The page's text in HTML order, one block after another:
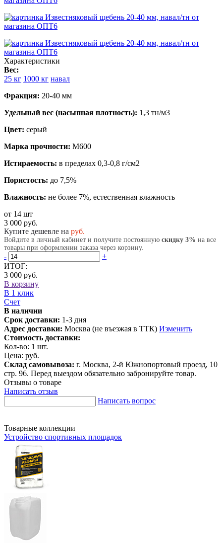
Характеристики
Вес:
25 кг 1000 кг навал
Фракция: 20-40 мм
Удельный вес (насыпная плотность): 1,3 тн/м3
Цвет: серый
Марка прочности: М600
Истираемость: в пределах 0,3-0,8 г/см2
Пористость: до 7,5%
Влажность: не более 7%, естественная влажность
от 14 шт
3 000 руб.
Купите дешевле на руб.
Войдите в личный кабинет и получите постоянную скидку 3% на все
товары при оформлении заказа через корзину.
-
+
ИТОГ:
3 000 руб.
В корзину
В 1 клик
Счет
В наличии
Срок доставки: 1-3 дня
Адрес доставки: Москва (не въезжая в ТТК) Изменить
Стоимость доставки:
Кол-во: 1 шт.
Цена: руб.
Склад самовывоза: г. Москва, 2-й Южнопортовый проезд, 10
стр. 96. Перед выездом обязательно забронируйте товар.
Отзывы о товаре
Написать отзыв
Написать вопрос
Товарные коллекции
Устройство спортивных площадок